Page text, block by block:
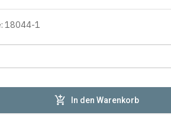
:18044-1
In den Warenkorb